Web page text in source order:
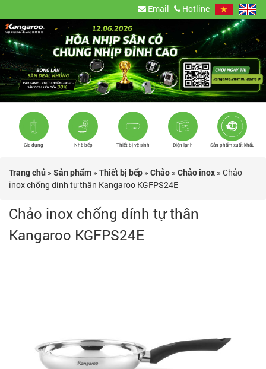
Email Hotline
Gia dụng Nhà bếp Thiết bị vệ sinh Điện lạnh Sản phẩm xuất khẩu
Trang chủ » Sản phẩm » Thiết bị bếp » Chảo » Chảo inox » Chảo
inox chống dính tự thân Kangaroo KGFPS24E
Chảo inox chống dính tự thân
Kangaroo KGFPS24E